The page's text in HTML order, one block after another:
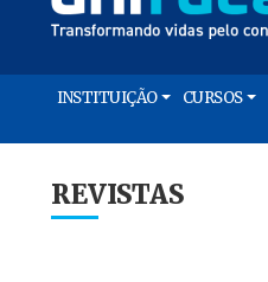
INSTITUIÇÃO CURSOS
REVISTAS